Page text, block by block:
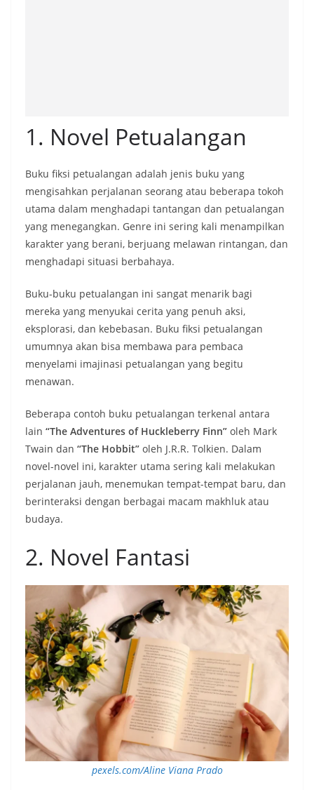
1. Novel Petualangan
Buku fiksi petualangan adalah jenis buku yang
mengisahkan perjalanan seorang atau beberapa tokoh
utama dalam menghadapi tantangan dan petualangan
yang menegangkan. Genre ini sering kali menampilkan
karakter yang berani, berjuang melawan rintangan, dan
menghadapi situasi berbahaya.
Buku-buku petualangan ini sangat menarik bagi
mereka yang menyukai cerita yang penuh aksi,
eksplorasi, dan kebebasan. Buku fiksi petualangan
umumnya akan bisa membawa para pembaca
menyelami imajinasi petualangan yang begitu
menawan.
Beberapa contoh buku petualangan terkenal antara
lain “The Adventures of Huckleberry Finn” oleh Mark
Twain dan “The Hobbit” oleh J.R.R. Tolkien. Dalam
novel-novel ini, karakter utama sering kali melakukan
perjalanan jauh, menemukan tempat-tempat baru, dan
berinteraksi dengan berbagai macam makhluk atau
budaya.
2. Novel Fantasi
pexels.com/Aline Viana Prado